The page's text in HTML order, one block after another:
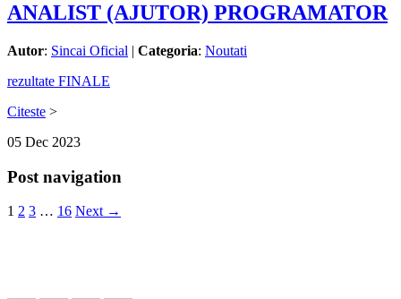
ANALIST (AJUTOR) PROGRAMATOR
Autor: Sincai Oficial | Categoria: Noutati
rezultate FINALE
Citeste >
05 Dec 2023
Post navigation
1 2 3 … 16 Next →